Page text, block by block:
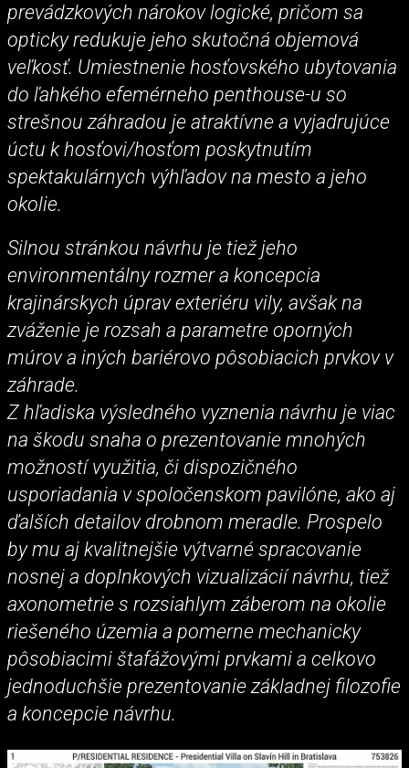
prevádzkových nárokov logické, pričom sa
opticky redukuje jeho skutočná objemová
veľkosť. Umiestnenie hosťovského ubytovania
do ľahkého efemérneho penthouse-u so
strešnou záhradou je atraktívne a vyjadrujúce
úctu k hosťovi/hosťom poskytnutím
spektakulárnych výhľadov na mesto a jeho
okolie.
Silnou stránkou návrhu je tiež jeho
environmentálny rozmer a koncepcia
krajinárskych úprav exteriéru vily, avšak na
zváženie je rozsah a parametre oporných
múrov a iných bariérovo pôsobiacich prvkov v
záhrade.
Z hľadiska výsledného vyznenia návrhu je viac
na škodu snaha o prezentovanie mnohých
možností využitia, či dispozičného
usporiadania v spoločenskom pavilóne, ako aj
ďalších detailov drobnom meradle. Prospelo
by mu aj kvalitnejšie výtvarné spracovanie
nosnej a doplnkových vizualizácií návrhu, tiež
axonometrie s rozsiahlym záberom na okolie
riešeného územia a pomerne mechanicky
pôsobiacimi štafážovými prvkami a celkovo
jednoduchšie prezentovanie základnej filozofie
a koncepcie návrhu.